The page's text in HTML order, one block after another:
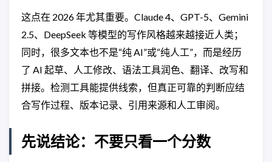
这点在 2026 年尤其重要。Claude 4、GPT-5、Gemini
2.5、DeepSeek 等模型的写作风格越来越接近人类；
同时，很多文本也不是“纯 AI”或“纯人工”，而是经历
了 AI 起草、人工修改、语法工具润色、翻译、改写和
拼接。检测工具能提供线索，但真正可靠的判断应结
合写作过程、版本记录、引用来源和人工审阅。
先说结论：不要只看一个分数